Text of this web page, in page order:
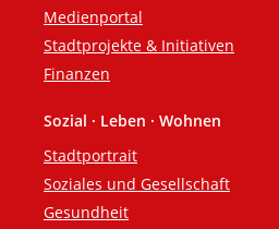
Medienportal
Stadtprojekte & Initiativen
Finanzen
Sozial · Leben · Wohnen
Stadtportrait
Soziales und Gesellschaft
Gesundheit